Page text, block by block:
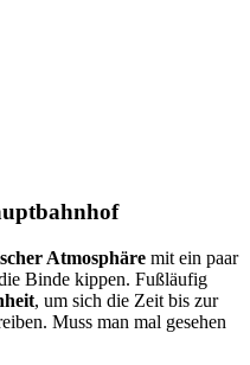
Atmosphäre mit ein paar
Binde kippen. Fußläufig
, um sich die Zeit bis zur
Muss man mal gesehen